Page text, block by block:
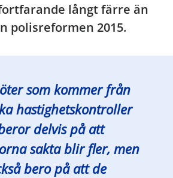
långt färre än
polisreformen 2015.
som kommer från
hastighetskontroller
delvis på att
sakta blir fler, men
bero på att de